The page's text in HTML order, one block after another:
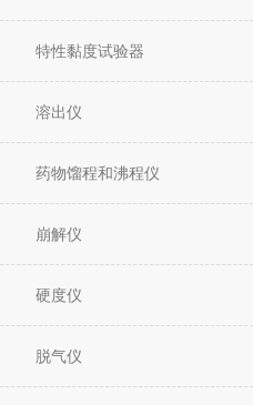
特性黏度试验器
溶出仪
药物馏程和沸程仪
崩解仪
硬度仪
脱气仪